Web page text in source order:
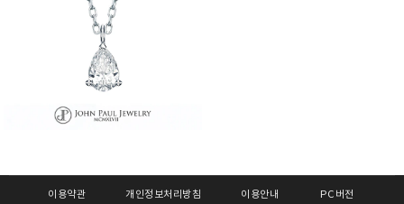
이용약관 개인정보처리방침 이용안내 PC버전